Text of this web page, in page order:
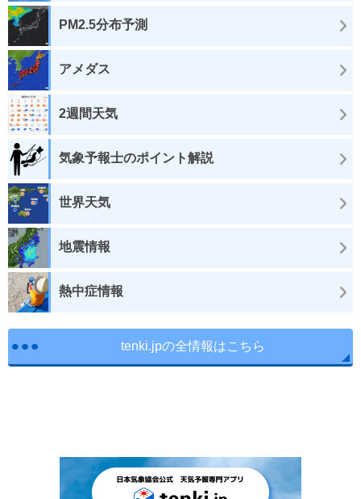
PM2.5分布予測
アメダス
2週間天気
気象予報士のポイント解説
世界天気
地震情報
熱中症情報
tenki.jpの全情報はこちら